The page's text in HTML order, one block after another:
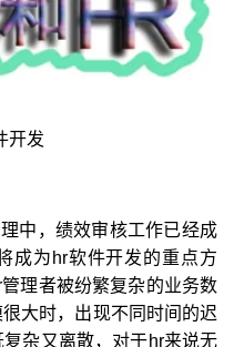
开发
中，绩效审核工作已经成
成为hr软件开发的重点方
理者被纷繁复杂的业务数
大时，出现不同时间的迟
杂又离散，对于hr来说无